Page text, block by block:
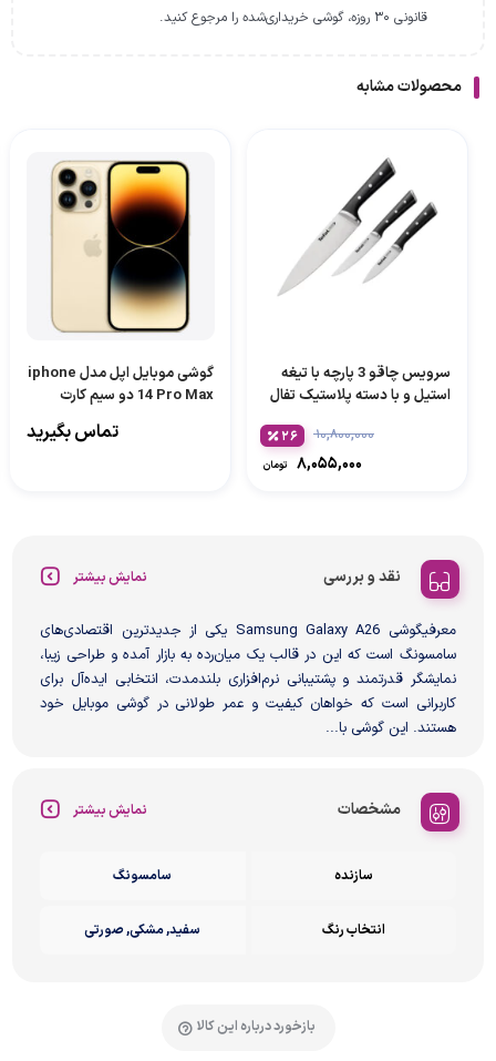
قانونی ۳۰ روزه، گوشی خریداری‌شده را مرجوع کنید.
محصولات مشابه
سرویس چاقو 3 پارچه با تیغه
استیل و با دسته پلاستیک تفال
۱۰,۸۰۰,۰۰۰
۸,۰۵۵,۰۰۰ تومان
۲۶
گوشی موبایل اپل مدل iphone
14 Pro Max دو سیم کارت
تماس بگیرید
نقد و بررسی نمایش بیشتر
معرفیگوشی Samsung Galaxy A26 یکی از جدیدترین اقتصادی‌های
سامسونگ است که این در قالب یک میان‌رده به بازار آمده و طراحی زیبا،
نمایشگر قدرتمند و پشتیبانی نرم‌افزاری بلندمدت، انتخابی ایده‌آل برای
کاربرانی‌ است که خواهان کیفیت و عمر طولانی در گوشی موبایل خود
هستند. این گوشی با...
مشخصات نمایش بیشتر
سازنده سامسونگ
انتخاب رنگ سفید, مشکی, صورتی
بازخورد درباره این کالا